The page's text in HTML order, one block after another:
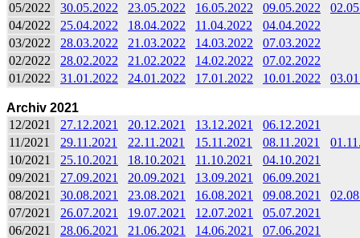
05/2022
30.05.2022 23.05.2022 16.05.2022 09.05.2022
04/2022
25.04.2022 18.04.2022 11.04.2022
04.04.2022
03/2022
28.03.2022 21.03.2022 14.03.2022
07.03.2022
02/2022
28.02.2022 21.02.2022 14.02.2022
07.02.2022
01/2022
31.01.2022 24.01.2022 17.01.2022 10.01.2022
Archiv 2021
12/2021
27.12.2021 20.12.2021 13.12.2021
06.12.2021
11/2021
29.11.2021 22.11.2021 15.11.2021 08.11.2021
10/2021
25.10.2021 18.10.2021 11.10.2021
04.10.2021
09/2021
27.09.2021 20.09.2021 13.09.2021
06.09.2021
08/2021
30.08.2021 23.08.2021 16.08.2021 09.08.2021
07/2021
26.07.2021 19.07.2021 12.07.2021
05.07.2021
06/2021
28.06.2021 21.06.2021 14.06.2021
07.06.2021